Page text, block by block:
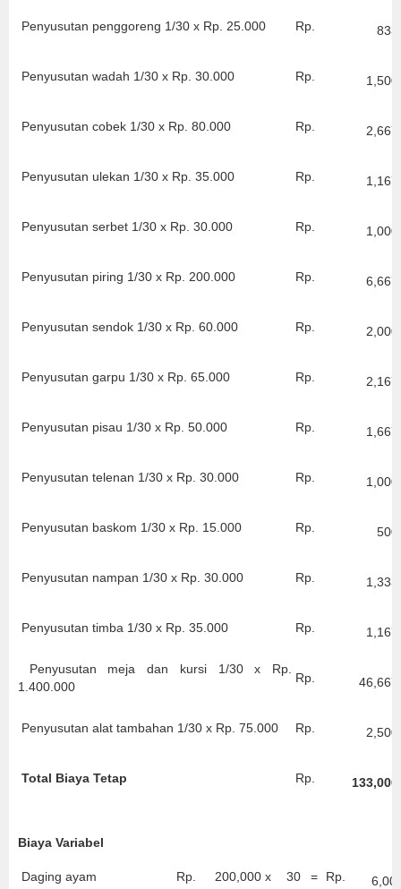
Penyusutan penggoreng 1/30 x Rp. 25.000 Rp. 833
Penyusutan wadah 1/30 x Rp. 30.000 Rp. 1,500
Penyusutan cobek 1/30 x Rp. 80.000 Rp. 2,667
Penyusutan ulekan 1/30 x Rp. 35.000 Rp. 1,167
Penyusutan serbet 1/30 x Rp. 30.000 Rp. 1,000
Penyusutan piring 1/30 x Rp. 200.000 Rp. 6,667
Penyusutan sendok 1/30 x Rp. 60.000 Rp. 2,000
Penyusutan garpu 1/30 x Rp. 65.000 Rp. 2,167
Penyusutan pisau 1/30 x Rp. 50.000 Rp. 1,667
Penyusutan telenan 1/30 x Rp. 30.000 Rp. 1,000
Penyusutan baskom 1/30 x Rp. 15.000 Rp. 500
Penyusutan nampan 1/30 x Rp. 30.000 Rp. 1,333
Penyusutan timba 1/30 x Rp. 35.000 Rp. 1,167
Penyusutan meja dan kursi 1/30 x Rp.
1.400.000
Rp. 46,667
Penyusutan alat tambahan 1/30 x Rp. 75.000 Rp. 2,500
Total Biaya Tetap Rp. 133,000
Biaya Variabel
Daging ayam Rp. 200,000 x 30 = Rp.